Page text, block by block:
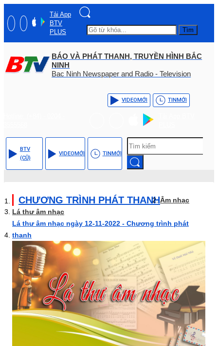
Tải App
BTV
PLUS
Tìm
BÁO VÀ PHÁT THANH, TRUYỀN HÌNH BẮC
NINH
Bac Ninh Newspaper and Radio - Television
VIDEOMỚI TINMỚI
BTV
(CŨ)
VIDEOMỚI TINMỚI
CHƯƠNG TRÌNH PHÁT THANHÂm nhạc
Lá thư âm nhạc
Lá thư âm nhạc ngày 12-11-2022 - Chương trình phát
thanh